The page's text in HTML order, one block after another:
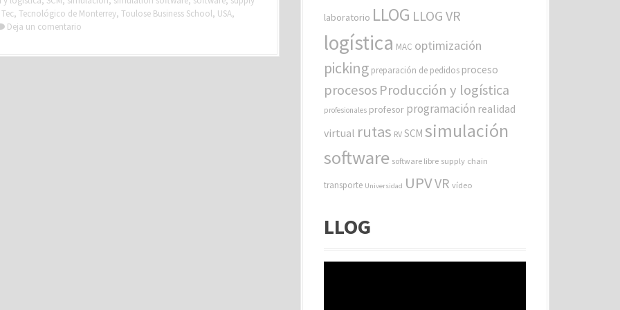
Tec, Tecnológico de Monterrey, Toulose Business School, USA,
Deja un comentario
laboratorio LLOG LLOG VR
logística MAC optimización
picking preparación de pedidos proceso
procesosProducción y logística
profesionales profesor programación realidad
virtual rutas RV SCM simulación
software software libre supply chain
transporte Universidad UPVVR vídeo
LLOG